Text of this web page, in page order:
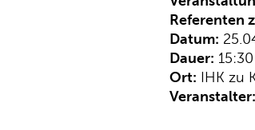
Referenten
Datum:
Dauer:
Ort: IHK zu
Veranstalter: